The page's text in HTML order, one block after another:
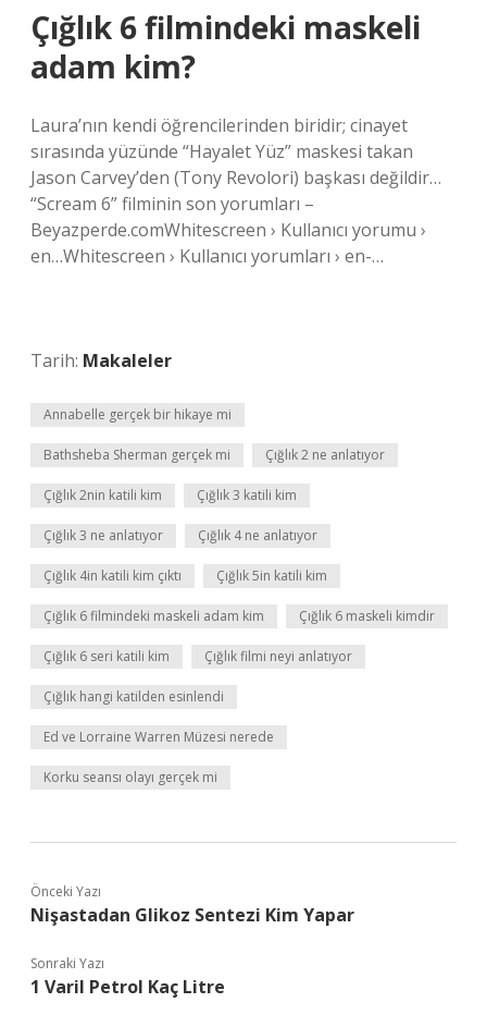
Çığlık 6 filmindeki maskeli
adam kim?
Laura’nın kendi öğrencilerinden biridir; cinayet
sırasında yüzünde “Hayalet Yüz” maskesi takan
Jason Carvey’den (Tony Revolori) başkası değildir…
“Scream 6” filminin son yorumları –
Beyazperde.comWhitescreen › Kullanıcı yorumu ›
en…Whitescreen › Kullanıcı yorumları › en-…
Tarih: Makaleler
Annabelle gerçek bir hikaye mi
Bathsheba Sherman gerçek mi Çığlık 2 ne anlatıyor
Çığlık 2nin katili kim Çığlık 3 katili kim
Çığlık 3 ne anlatıyor Çığlık 4 ne anlatıyor
Çığlık 4in katili kim çıktı Çığlık 5in katili kim
Çığlık 6 filmindeki maskeli adam kim Çığlık 6 maskeli kimdir
Çığlık 6 seri katili kim Çığlık filmi neyi anlatıyor
Çığlık hangi katilden esinlendi
Ed ve Lorraine Warren Müzesi nerede
Korku seansı olayı gerçek mi
Önceki Yazı
Nişastadan Glikoz Sentezi Kim Yapar
Sonraki Yazı
1 Varil Petrol Kaç Litre